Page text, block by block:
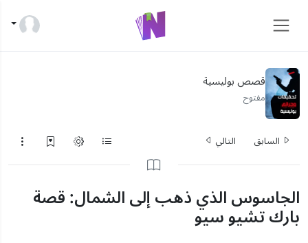
قصص بوليسية
مفتوح
السابق التالي
الجاسوس الذي ذهب إلى الشمال: قصة
بارك تشيو سيو